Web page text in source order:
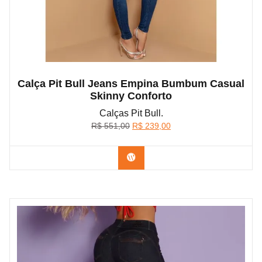
Calça Pit Bull Jeans Empina Bumbum Casual
Skinny Conforto
Calças Pit Bull.
R$551,00 O
original
era:
R$ 551,00.
R$ 239,00O
Confira na Shopee